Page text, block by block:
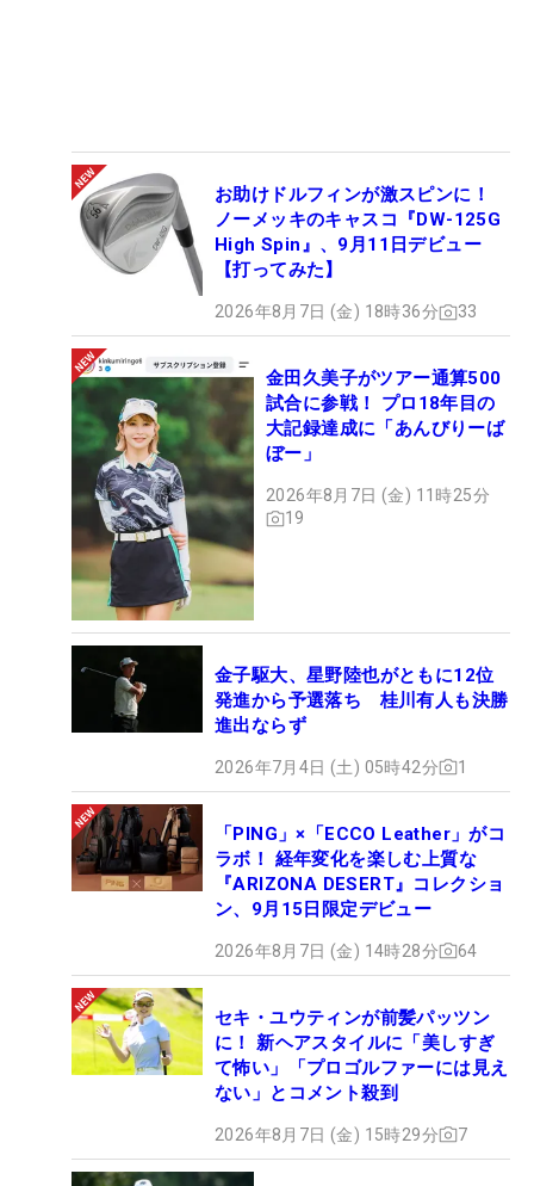
お助けドルフィンが激スピンに！
ノーメッキのキャスコ『DW-125G
High Spin』、9月11日デビュー
【打ってみた】
2026年8月7日 (金) 18時36分 33
金田久美子がツアー通算500
試合に参戦！ プロ18年目の
大記録達成に「あんびりーば
ぼー」
2026年8月7日 (金) 11時25分
19
金子駆大、星野陸也がともに12位
発進から予選落ち 桂川有人も決勝
進出ならず
2026年7月4日 (土) 05時42分 1
「PING」×「ECCO Leather」がコ
ラボ！ 経年変化を楽しむ上質な
『ARIZONA DESERT』コレクショ
ン、9月15日限定デビュー
2026年8月7日 (金) 14時28分 64
セキ・ユウティンが前髪パッツン
に！ 新ヘアスタイルに「美しすぎ
て怖い」「プロゴルファーには見え
ない」とコメント殺到
2026年8月7日 (金) 15時29分 7